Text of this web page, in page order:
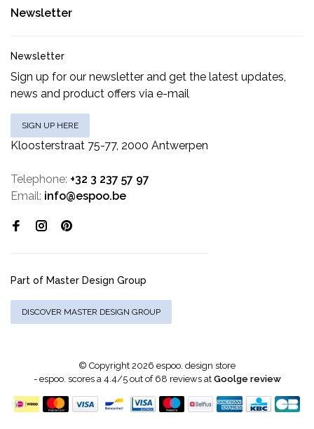
Newsletter
Newsletter
Sign up for our newsletter and get the latest updates,
news and product offers via e-mail
SIGN UP HERE
Kloosterstraat 75-77, 2000 Antwerpen
Telephone: +32 3 237 57 97
Email: info@espoo.be
Part of Master Design Group
DISCOVER MASTER DESIGN GROUP
© Copyright 2026 espoo. design store
- espoo. scores a4.4/5out of 68 reviews at Goolge review